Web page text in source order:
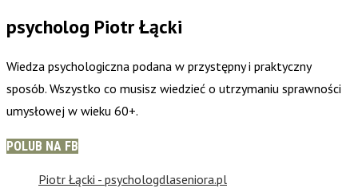
psycholog Piotr Łącki
Wiedza psychologiczna podana w przystępny i praktyczny
sposób. Wszystko co musisz wiedzieć o utrzymaniu sprawności
umysłowej w wieku 60+.
POLUB NA FB
Piotr Łącki - psychologdlaseniora.pl